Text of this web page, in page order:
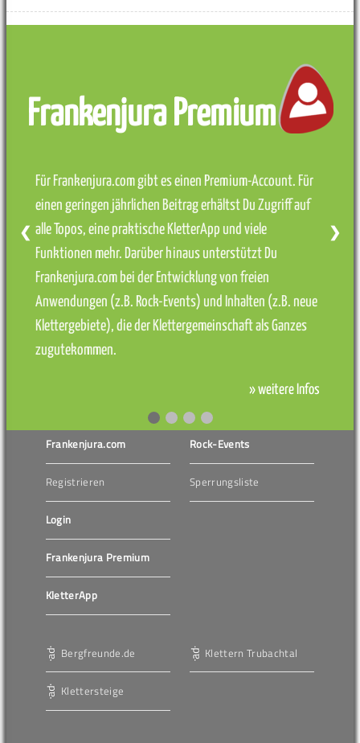
Frankenjura Premium
Für Frankenjura.com gibt es einen Premium-Account. Für
einen geringen jährlichen Beitrag erhältst Du Zugriff auf
alle Topos, eine praktische KletterApp und viele
Funktionen mehr. Darüber hinaus unterstützt Du
Frankenjura.com bei der Entwicklung von freien
Anwendungen (z.B. Rock-Events) und Inhalten (z.B. neue
Klettergebiete), die der Klettergemeinschaft als Ganzes
zugutekommen.
» weitere Infos
❮ ❯
Frankenjura.com
Registrieren
Login
Frankenjura Premium
KletterApp
Rock-Events
Sperrungsliste
Bergfreunde.de
Klettersteige
Klettern Trubachtal